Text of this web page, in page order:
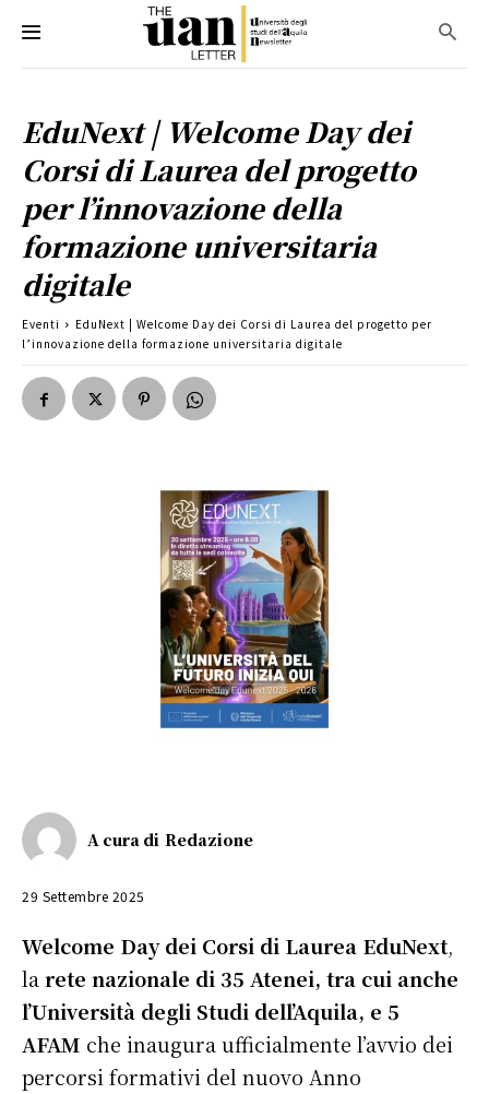
EduNext | Welcome Day dei
Corsi di Laurea del progetto
per l’innovazione della
formazione universitaria
digitale
Eventi
EduNext | Welcome Day dei Corsi di Laurea del progetto per
l’innovazione della formazione universitaria digitale
A cura di Redazione
29 Settembre 2025
Welcome Day dei Corsi di Laurea EduNext,
larete nazionale di 35 Atenei, tra cui anche
l’Università degli Studi dell’Aquila, e 5
AFAM che inaugura ufficialmente l’avvio dei
percorsi formativi del nuovo Anno